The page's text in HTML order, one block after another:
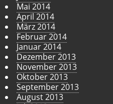
Mai 2014
April 2014
März 2014
Februar 2014
Januar 2014
Dezember 2013
November 2013
Oktober 2013
September 2013
August 2013